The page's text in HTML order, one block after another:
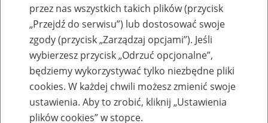
Baza zlikwidowanych lub
przekształconych zakładów pracy
przez nas wszystkich takich plików (przycisk
„Przejdź do serwisu”) lub dostosować swoje
zgody (przycisk „Zarządzaj opcjami”). Jeśli
wybierzesz przycisk „Odrzuć opcjonalne”,
będziemy wykorzystywać tylko niezbędne pliki
cookies. W każdej chwili możesz zmienić swoje
ustawienia. Aby to zrobić, kliknij „Ustawienia
plików cookies” w stopce.